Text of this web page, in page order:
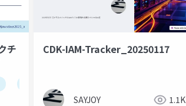
チ
CDK-IAM-Tracker_20250117
SAYJOY 1.1K